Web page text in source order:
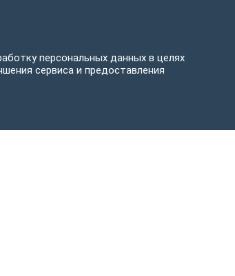
персональных данных в целях
сервиса и предоставления